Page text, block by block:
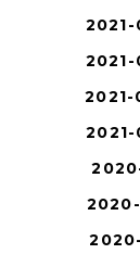
2021-
2021-
2021-
2021-
2020-
2020-